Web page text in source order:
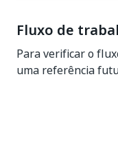
Fluxo de
Para verificar o
uma referência